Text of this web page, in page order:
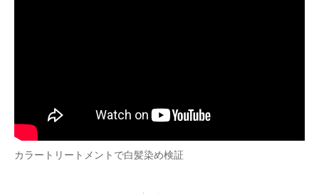
マーケ×ITの今がよく分かる
ITエンジニア向け専門サイト
カラートリートメントで白髪染め検証